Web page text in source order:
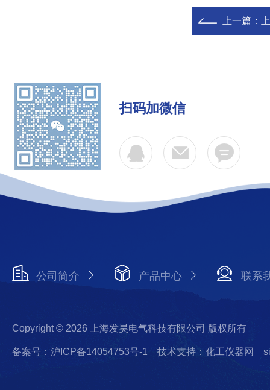
上一篇：
扫码加微信
公司简介 产品中心 联系
Copyright © 2026 上海发昊电气科技有限公司 版权所有
备案号：沪ICP备14054753号-1 技术支持：化工仪器网